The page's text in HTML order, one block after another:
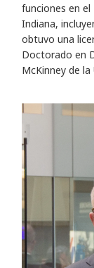
funciones en
Indiana,
obtuvo una
Doctorado en
McKinney de la